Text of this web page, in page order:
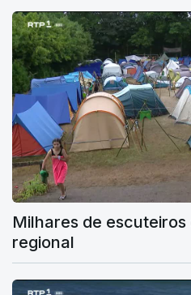
Milhares de
regional